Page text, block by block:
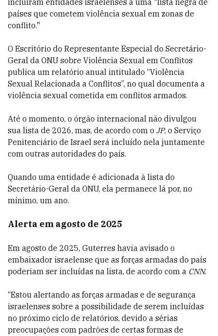
incluíram entidades israelenses a uma "lista negra de
países que cometem violência sexual em zonas de
conflito."
O Escritório do Representante Especial do Secretário-
Geral da ONU sobre Violência Sexual em Conflitos
publica um relatório anual intitulado “Violência
Sexual Relacionada a Conflitos”, no qual documenta a
violência sexual cometida em conflitos armados.
Até o momento, o órgão internacional não divulgou
sua lista de 2026, mas, de acordo com o JP, o Serviço
Penitenciário de Israel será incluído nela juntamente
com outras autoridades do país.
Quando uma entidade é adicionada à lista do
Secretário-Geral da ONU, ela permanece lá por, no
mínimo, um ano.
Alerta em agosto de 2025
Em agosto de 2025, Guterres havia avisado o
embaixador israelense que as forças armadas do país
poderiam ser incluídas na lista, de acordo com a CNN.
“Estou alertando as forças armadas e de segurança
israelenses sobre a possibilidade de serem incluídas
no próximo ciclo de relatórios, devido a sérias
preocupações com padrões de certas formas de